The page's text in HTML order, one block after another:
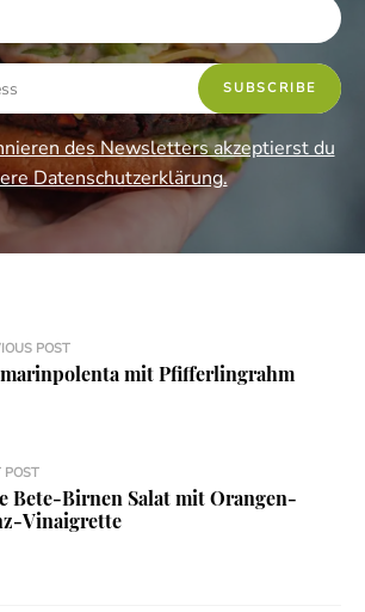
des Newsletters akzeptierst du
Datenschutzerklärung.
POST
mit Pfifferlingrahm
POST
Bete-Birnen Salat mit Orangen-
Vinaigrette